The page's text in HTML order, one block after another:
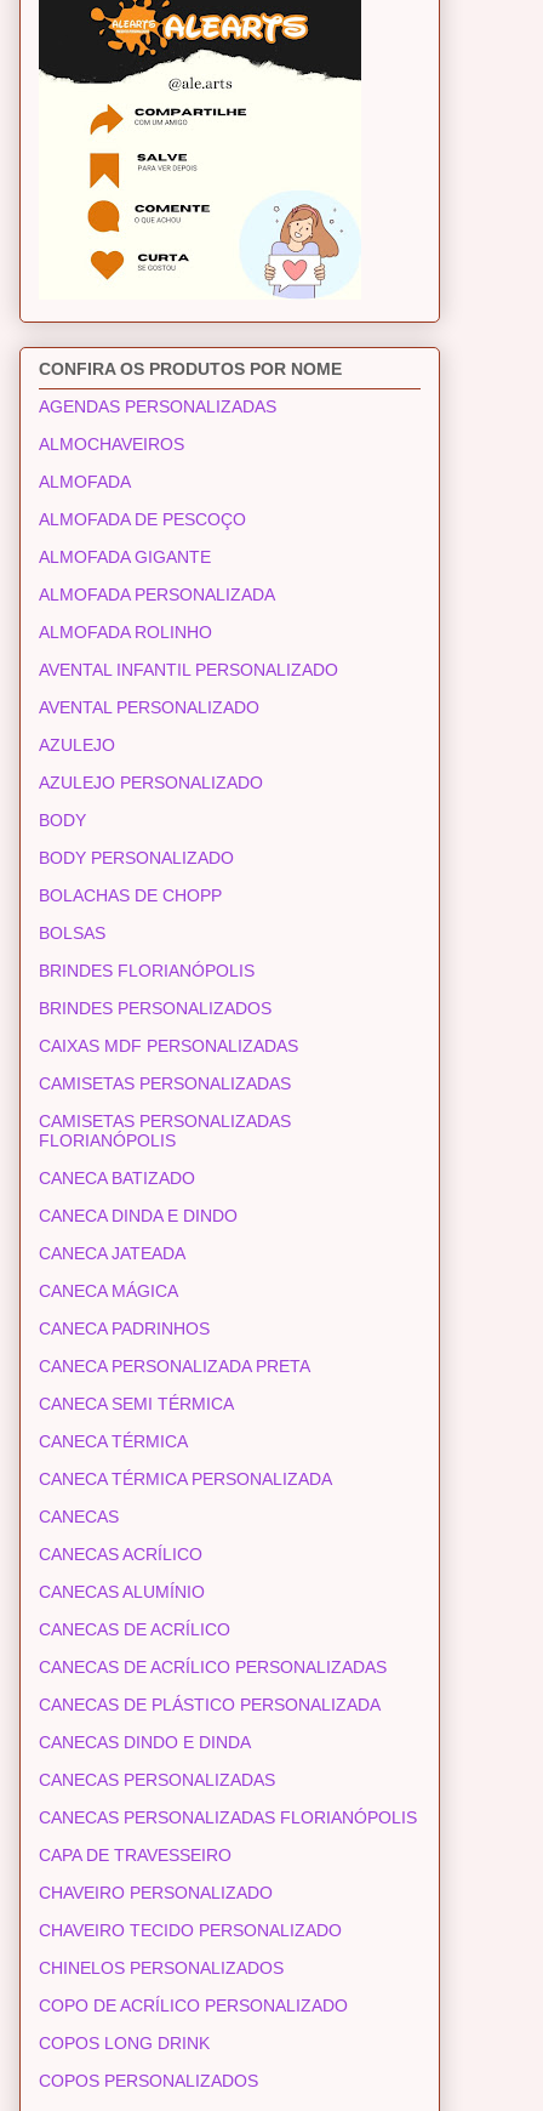
CONFIRA OS PRODUTOS POR NOME
AGENDAS PERSONALIZADAS
ALMOCHAVEIROS
ALMOFADA
ALMOFADA DE PESCOÇO
ALMOFADA GIGANTE
ALMOFADA PERSONALIZADA
ALMOFADA ROLINHO
AVENTAL INFANTIL PERSONALIZADO
AVENTAL PERSONALIZADO
AZULEJO
AZULEJO PERSONALIZADO
BODY
BODY PERSONALIZADO
BOLACHAS DE CHOPP
BOLSAS
BRINDES FLORIANÓPOLIS
BRINDES PERSONALIZADOS
CAIXAS MDF PERSONALIZADAS
CAMISETAS PERSONALIZADAS
CAMISETAS PERSONALIZADAS
FLORIANÓPOLIS
CANECA BATIZADO
CANECA DINDA E DINDO
CANECA JATEADA
CANECA MÁGICA
CANECA PADRINHOS
CANECA PERSONALIZADA PRETA
CANECA SEMI TÉRMICA
CANECA TÉRMICA
CANECA TÉRMICA PERSONALIZADA
CANECAS
CANECAS ACRÍLICO
CANECAS ALUMÍNIO
CANECAS DE ACRÍLICO
CANECAS DE ACRÍLICO PERSONALIZADAS
CANECAS DE PLÁSTICO PERSONALIZADA
CANECAS DINDO E DINDA
CANECAS PERSONALIZADAS
CANECAS PERSONALIZADAS FLORIANÓPOLIS
CAPA DE TRAVESSEIRO
CHAVEIRO PERSONALIZADO
CHAVEIRO TECIDO PERSONALIZADO
CHINELOS PERSONALIZADOS
COPO DE ACRÍLICO PERSONALIZADO
COPOS LONG DRINK
COPOS PERSONALIZADOS